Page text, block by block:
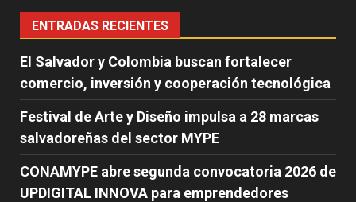
ENTRADAS RECIENTES
El Salvador y Colombia buscan fortalecer
comercio, inversión y cooperación tecnológica
Festival de Arte y Diseño impulsa a 28 marcas
salvadoreñas del sector MYPE
CONAMYPE abre segunda convocatoria 2026 de
UPDIGITAL INNOVA para emprendedores